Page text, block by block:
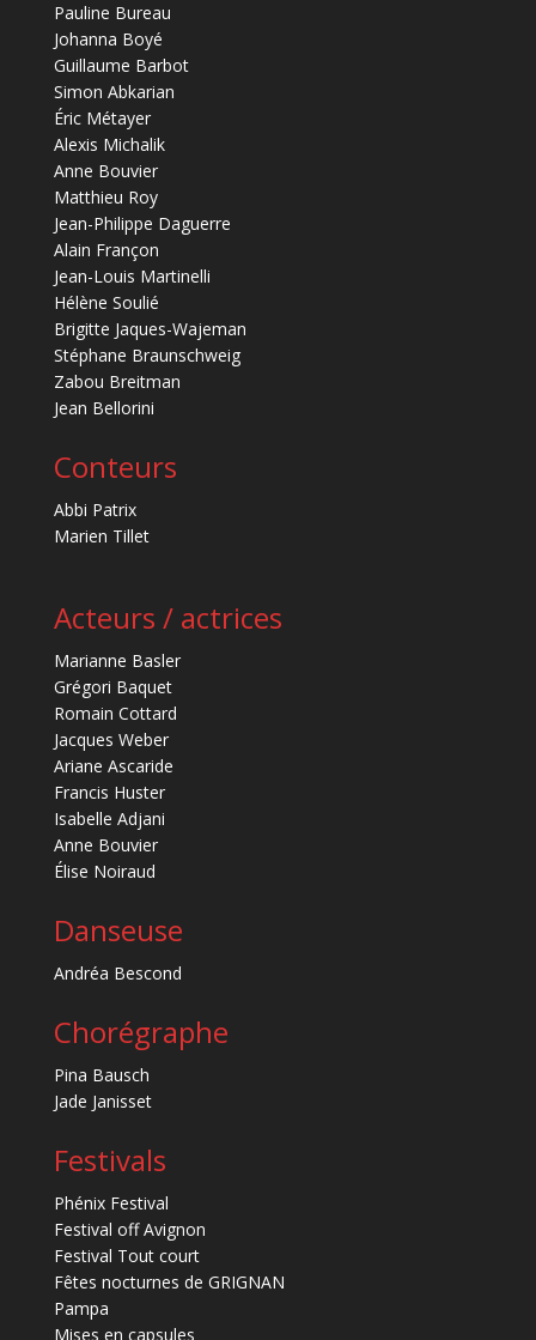
Pauline Bureau
Johanna Boyé
Guillaume Barbot
Simon Abkarian
Éric Métayer
Alexis Michalik
Anne Bouvier
Matthieu Roy
Jean-Philippe Daguerre
Alain Françon
Jean-Louis Martinelli
Hélène Soulié
Brigitte Jaques-Wajeman
Stéphane Braunschweig
Zabou Breitman
Jean Bellorini
Conteurs
Abbi Patrix
Marien Tillet
Acteurs / actrices
Marianne Basler
Grégori Baquet
Romain Cottard
Jacques Weber
Ariane Ascaride
Francis Huster
Isabelle Adjani
Anne Bouvier
Élise Noiraud
Danseuse
Andréa Bescond
Chorégraphe
Pina Bausch
Jade Janisset
Festivals
Phénix Festival
Festival off Avignon
Festival Tout court
Fêtes nocturnes de GRIGNAN
Pampa
Mises en capsules